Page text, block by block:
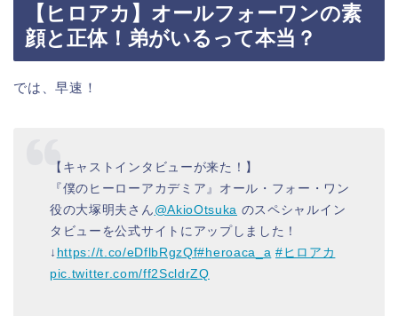
【ヒロアカ】オールフォーワンの素
顔と正体！弟がいるって本当？
では、早速！
【キャストインタビューが来た！】
『僕のヒーローアカデミア』オール・フォー・ワン
役の大塚明夫さん @AkioOtsuka のスペシャルイン
タビューを公式サイトにアップしました！
↓ https://t.co/eDflbRgzQf#heroaca_a #ヒロアカ
pic.twitter.com/ff2ScldrZQ